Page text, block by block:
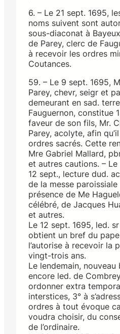
6. – Le 21 sept. 1695,
noms suivent sont
sous-diaconat à
de Parey, clerc de
à recevoir les ordres
Coutances.
59. – Le 9 sept. 1695,
Parey, chevr, seigr et
demeurant en sad.
Fauguernon, constitue
faveur de son fils, Mr.
Parey, acolyte, afin
ordres sacrés. Cette
Mre Gabriel Mallard,
et autres cautions. –
12 sept., lecture dud.
de la messe
présence de Me
célébré, de Jacques
et autres.
Le 12 sept. 1695, led.
obtient un bref du
l’autorise à recevoir la
vingt-trois ans.
Le lendemain,
encore led. de
ordonner extra
interstices, 3° à
ordres à tout évoque
voudra choisir, du
de l’ordinaire.